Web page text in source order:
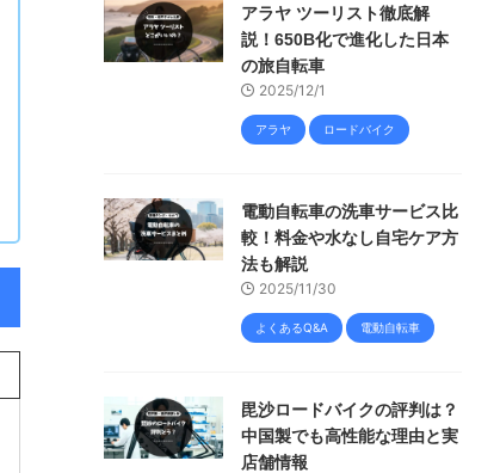
アラヤ ツーリスト徹底解
説！650B化で進化した日本
の旅自転車
2025/12/1
アラヤ ロードバイク
電動自転車の洗車サービス比
較！料金や水なし自宅ケア方
法も解説
2025/11/30
よくあるQ&A 電動自転車
毘沙ロードバイクの評判は？
中国製でも高性能な理由と実
店舗情報